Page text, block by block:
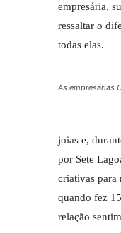
empresária,
ressaltar o
todas elas.
As empresárias
joias e,
por Sete
criativas para
quando fez
relação